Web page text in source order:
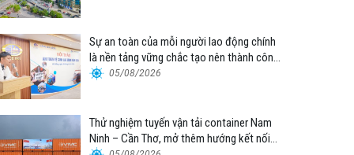
Sự an toàn của mỗi người lao động chính
là nền tảng vững chắc tạo nên thành công
của Cảng Đà Nẵng
05/08/2026
Thử nghiệm tuyến vận tải container Nam
Ninh – Cần Thơ, mở thêm hướng kết nối